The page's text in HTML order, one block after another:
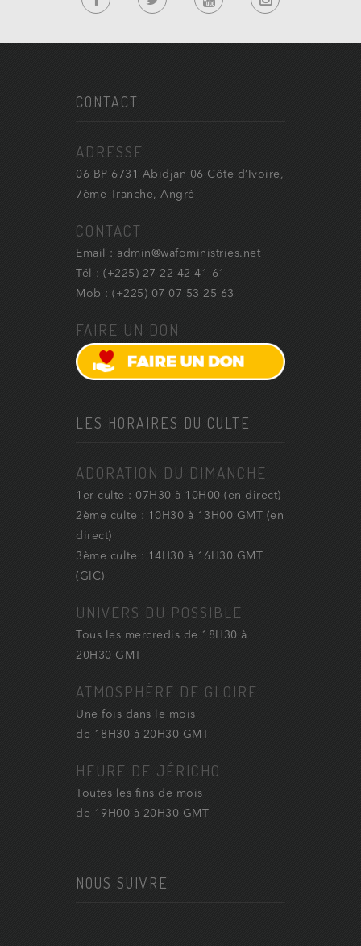
CONTACT
ADRESSE
06 BP 6731 Abidjan 06 Côte d’Ivoire,
7ème Tranche, Angré
CONTACT
Email : admin@wafoministries.net
Tél : (+225) 27 22 42 41 61
Mob : (+225) 07 07 53 25 63
FAIRE UN DON
LES HORAIRES DU CULTE
ADORATION DU DIMANCHE
1er culte : 07H30 à 10H00 (en direct)
2ème culte : 10H30 à 13H00 GMT (en
direct)
3ème culte : 14H30 à 16H30 GMT
(GIC)
UNIVERS DU POSSIBLE
Tous les mercredis de 18H30 à
20H30 GMT
ATMOSPHÈRE DE GLOIRE
Une fois dans le mois
de 18H30 à 20H30 GMT
HEURE DE JÉRICHO
Toutes les fins de mois
de 19H00 à 20H30 GMT
NOUS SUIVRE